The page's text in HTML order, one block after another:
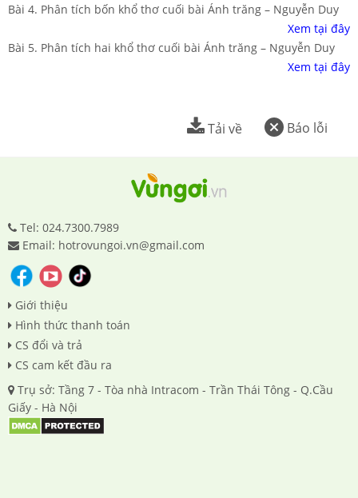
Bài 4. Phân tích bốn khổ thơ cuối bài Ánh trăng – Nguyễn Duy
Xem tại đây
Bài 5. Phân tích hai khổ thơ cuối bài Ánh trăng – Nguyễn Duy
Xem tại đây
Báo lỗi
Tải về
Tel: 024.7300.7989
Email: hotrovungoi.vn@gmail.com
Giới thiệu
Hình thức thanh toán
CS đổi và trả
CS cam kết đầu ra
Trụ sở: Tầng 7 - Tòa nhà Intracom - Trần Thái Tông - Q.Cầu
Giấy - Hà Nội